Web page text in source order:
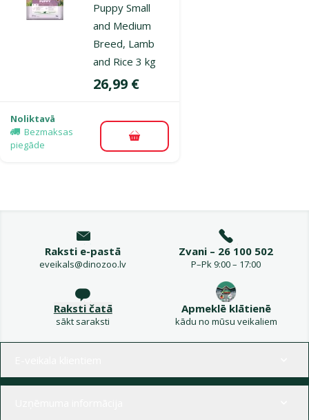
Puppy Small
and Medium
Breed, Lamb
and Rice 3 kg
Cena
26,99 €
Noliktavā
Bezmaksas
piegāde
Pievienot grozam
Raksti e-pastā
eveikals@dinozoo.lv
Zvani – 26 100 502
P–Pk 9:00 – 17:00
Raksti čatā
sākt saraksti
Apmeklē klātienē
kādu no mūsu veikaliem